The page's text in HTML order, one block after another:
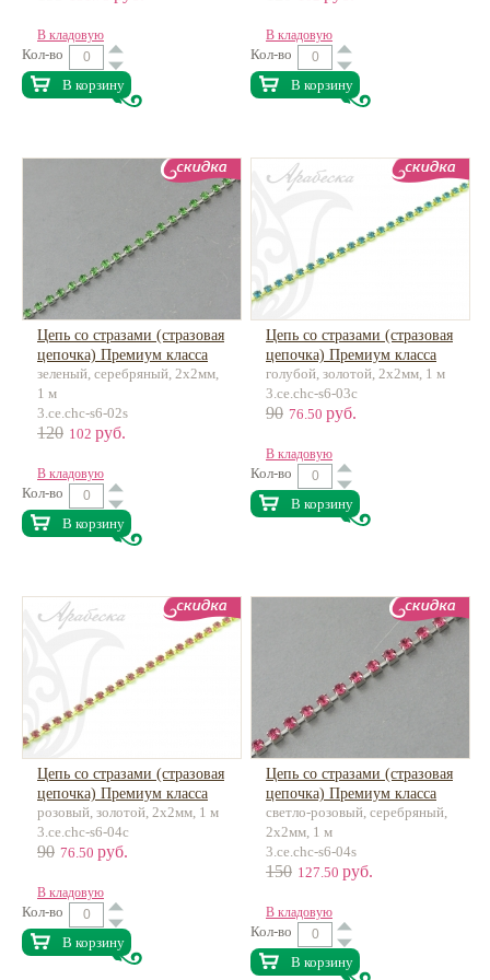
В кладовую
Кол-во
В корзину
В кладовую
Кол-во
В корзину
Цепь со стразами (стразовая
цепочка) Премиум класса
латунь
зеленый, серебряный, 2х2мм,
1 м
3.ce.chc-s6-02s
120 102 руб.
В кладовую
Кол-во
В корзину
Цепь со стразами (стразовая
цепочка) Премиум класса
латунь
голубой, золотой, 2х2мм, 1 м
3.ce.chc-s6-03c
90 76.50 руб.
В кладовую
Кол-во
В корзину
Цепь со стразами (стразовая
цепочка) Премиум класса
латунь
розовый, золотой, 2х2мм, 1 м
3.ce.chc-s6-04c
90 76.50 руб.
В кладовую
Кол-во
В корзину
Цепь со стразами (стразовая
цепочка) Премиум класса
латунь
светло-розовый, серебряный,
2х2мм, 1 м
3.ce.chc-s6-04s
150 127.50 руб.
В кладовую
Кол-во
В корзину